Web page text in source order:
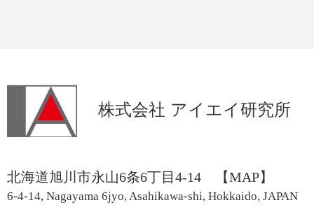
株式会社 アイエイ研究所
北海道旭川市永山6条6丁目4-14 【MAP】
6-4-14, Nagayama 6jyo, Asahikawa-shi, Hokkaido, JAPAN